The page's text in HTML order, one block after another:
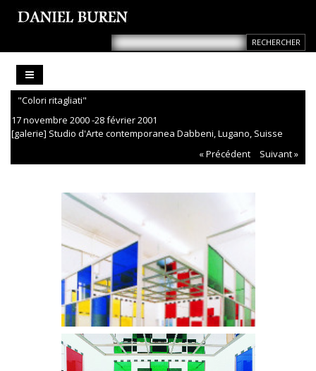
"Colori ritagliati"
17 novembre 2000 -28 février 2001
[galerie] Studio d'Arte contemporanea Dabbeni, Lugano, Suisse
« Précédent
Suivant »